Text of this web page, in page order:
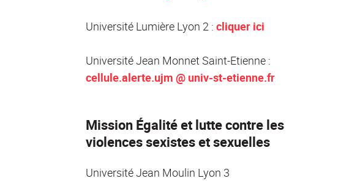
Université Lumière Lyon 2 : cliquer ici
Université Jean Monnet Saint-Etienne :
cellule.alerte.ujm @ univ-st-etienne.fr
Mission Égalité et lutte contre les
violences sexistes et sexuelles
Université Jean Moulin Lyon 3